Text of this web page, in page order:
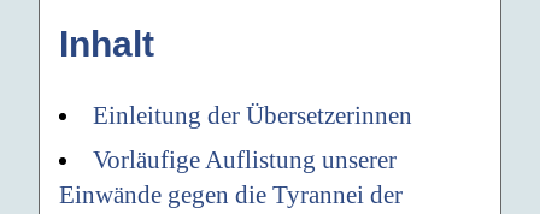
Inhalt
Einleitung der Übersetzerinnen
Vorläufige Auflistung unserer
Einwände gegen die Tyrannei der